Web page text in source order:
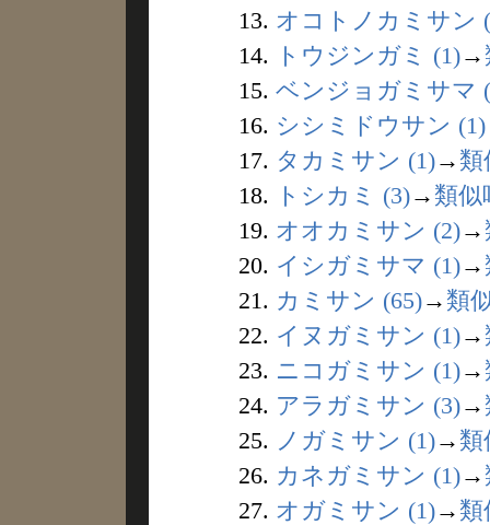
13. オコトノカミサン
14.
トウジンガミ (1)→
15. ベンジョガミサマ
16. シシミドウサン (1)
17. タカミサン (1)→ 類
18.
トシカミ (3)→ 類似
19. オオカミサン (2)→
20. イシガミサマ (1)→
21. カミサン (65)→ 類
22. イヌガミサン (1)→
23. ニコガミサン (1)→
24. アラガミサン (3)→
25. ノガミサン (1)→ 類
26. カネガミサン (1)→
27. オガミサン (1)→ 類